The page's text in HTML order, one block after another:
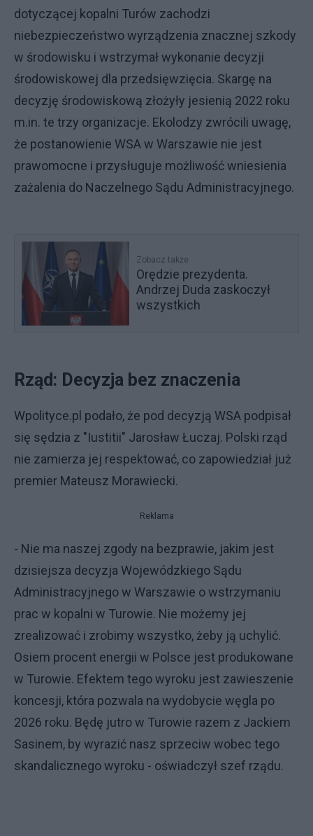
dotyczącej kopalni Turów zachodzi
niebezpieczeństwo wyrządzenia znacznej szkody
w środowisku i wstrzymał wykonanie decyzji
środowiskowej dla przedsięwzięcia. Skargę na
decyzję środowiskową złożyły jesienią 2022 roku
m.in. te trzy organizacje. Ekolodzy zwrócili uwagę,
że postanowienie WSA w Warszawie nie jest
prawomocne i przysługuje możliwość wniesienia
zażalenia do Naczelnego Sądu Administracyjnego.
Zobacz także
Orędzie prezydenta.
Andrzej Duda zaskoczył
wszystkich
Rząd: Decyzja bez znaczenia
Wpolityce.pl podało, że pod decyzją WSA podpisał
się sędzia z "Iustitii" Jarosław Łuczaj. Polski rząd
nie zamierza jej respektować, co zapowiedział już
premier Mateusz Morawiecki.
Reklama
- Nie ma naszej zgody na bezprawie, jakim jest
dzisiejsza decyzja Wojewódzkiego Sądu
Administracyjnego w Warszawie o wstrzymaniu
prac w kopalni w Turowie. Nie możemy jej
zrealizować i zrobimy wszystko, żeby ją uchylić.
Osiem procent energii w Polsce jest produkowane
w Turowie. Efektem tego wyroku jest zawieszenie
koncesji, która pozwala na wydobycie węgla po
2026 roku. Będę jutro w Turowie razem z Jackiem
Sasinem, by wyrazić nasz sprzeciw wobec tego
skandalicznego wyroku - oświadczył szef rządu.